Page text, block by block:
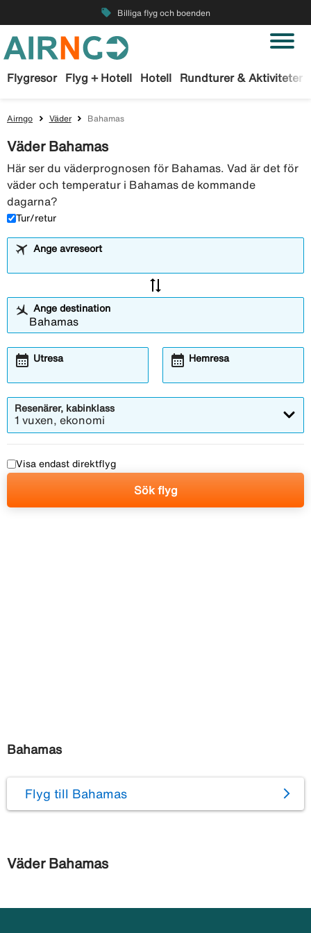
local_offer Billiga flyg och boenden
Flygresor Flyg + Hotell Hotell Rundturer & Aktiviteter
Airngo Väder Bahamas
Väder Bahamas
Här ser du väderprognosen för Bahamas. Vad är det för
väder och temperatur i Bahamas de kommande
dagarna?
Tur/retur
Ange avreseort
sync_alt
Ange destination
Utresa
calendar_month Hemresa
calendar_month
Resenärer, kabinklass
1 vuxen, ekonomi
Visa endast direktflyg
Sök flyg
Bahamas
Flyg till Bahamas
Väder Bahamas